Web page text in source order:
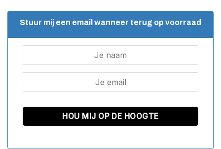
Stuur mij een email wanneer terug op voorraad